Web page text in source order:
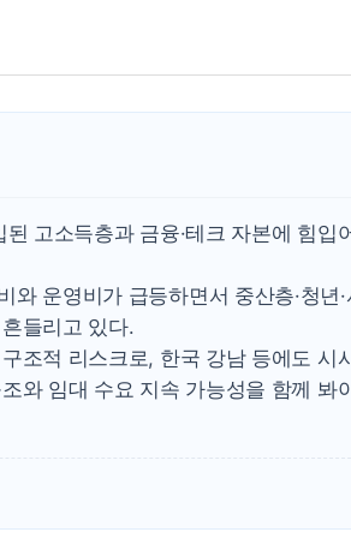
中
[
[
고소득층과 금융·테크 자본에 힘입
운영비가 급등하면서 중산층·청년·
들리고 있다.
조적 리스크로, 한국 강남 등에도 시
와 임대 수요 지속 가능성을 함께 봐